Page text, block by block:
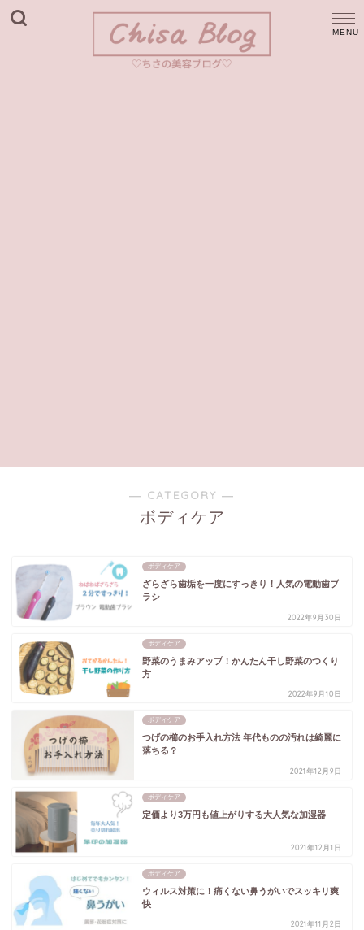
― CATEGORY ―
ボディケア
ボディケア
ざらざら歯垢を一度にすっきり！人気の電動歯ブ
ラシ
2022年9月30日
ボディケア
野菜のうまみアップ！かんたん干し野菜のつくり
方
2022年9月10日
ボディケア
つげの櫛のお手入れ方法 年代ものの汚れは綺麗に
落ちる？
2021年12月9日
ボディケア
定価より3万円も値上がりする大人気な加湿器
2021年12月1日
ボディケア
ウィルス対策に！痛くない鼻うがいでスッキリ爽
快
2021年11月2日